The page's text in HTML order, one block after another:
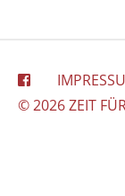
© 2026 ZEIT